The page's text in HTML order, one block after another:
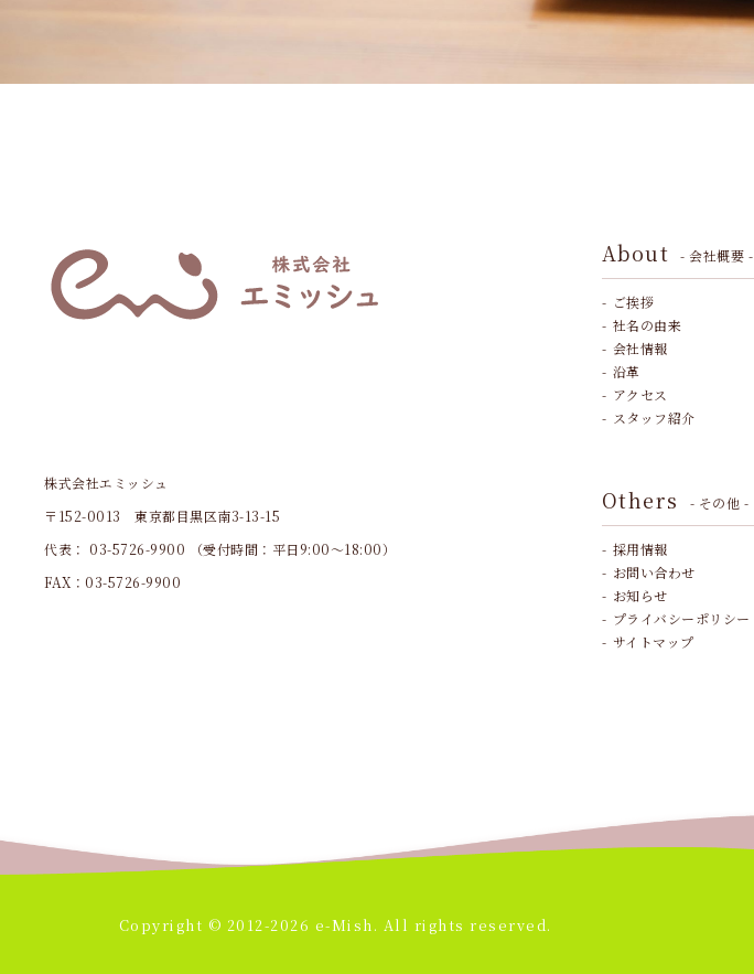
株式会社エミッシュ
〒152-0013 東京都目黒区南3-13-15
代表： 03-5726-9900 （受付時間：平日9:00～18:00）
FAX：03-5726-9900
About - 会社概要 -
ご挨拶
社名の由来
会社情報
沿革
アクセス
スタッフ紹介
Others - その他 -
採用情報
お問い合わせ
お知らせ
プライバシーポリシー
サイトマップ
Copyright © 2012-2026 e-Mish. All rights reserved.